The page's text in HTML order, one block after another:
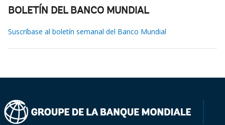
BOLETÍN DEL BANCO MUNDIAL
Suscríbase al boletín semanal del Banco Mundial